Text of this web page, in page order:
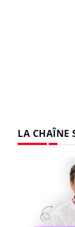
LA CHAÎNE